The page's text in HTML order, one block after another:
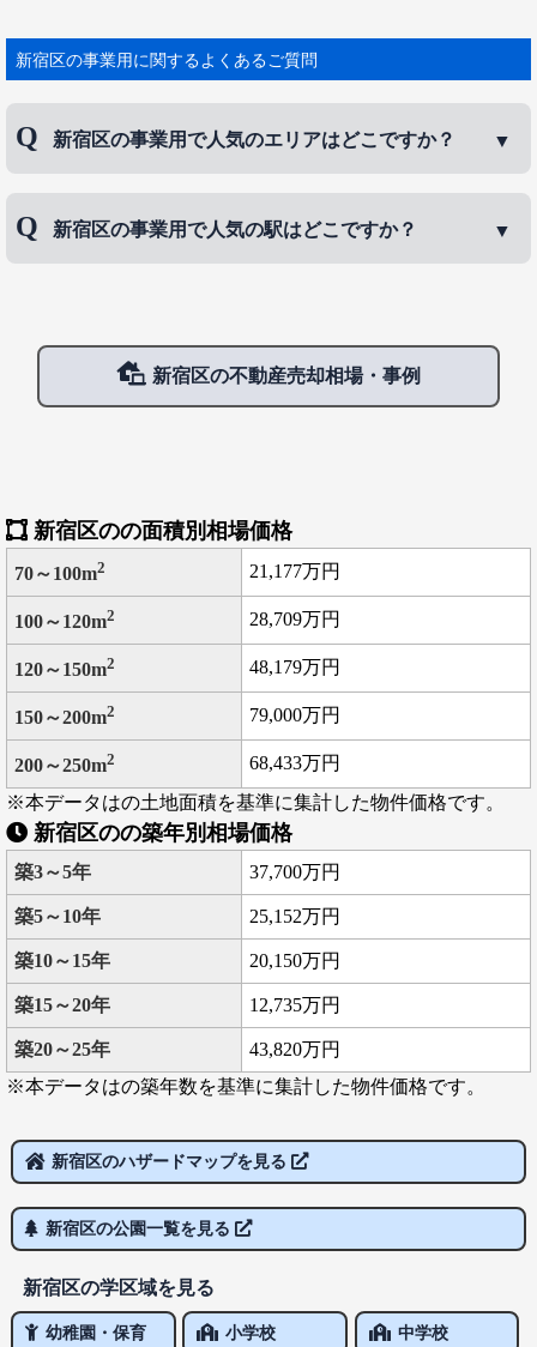
治神宮外苑など、豊富な自然も残す由緒ある街でもあります。 人
口は約33万1100人。面積18.23平方キメートル。 新宿駅は鉄道5社
新宿区の事業用に関するよくあるご質問
新宿区の事業用で人気のエリアはどこですか？
場、下落合などです。
新宿区の事業用で人気の駅はどこですか？
新宿区の不動産売却相場・事例
新宿区のの面積別相場価格
70～100m2 21,177万円
100～120m2 28,709万円
120～150m2 48,179万円
150～200m2 79,000万円
200～250m2
68,433万円
※本データはの土地面積を基準に集計した物件価格です。
新宿区のの築年別相場価格
築3～5年 37,700万円
築5～10年 25,152万円
築10～15年 20,150万円
築15～20年 12,735万円
築20～25年
43,820万円
※本データはの築年数を基準に集計した物件価格です。
新宿区のハザードマップを見る
新宿区の公園一覧を見る
新宿区の学区域を見る
幼稚園・保育
小学校 中学校